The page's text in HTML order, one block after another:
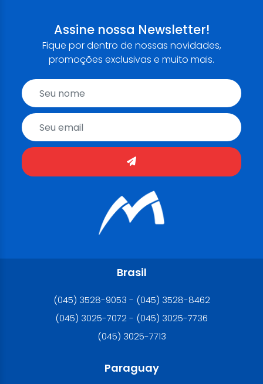
Assine nossa Newsletter!
Fique por dentro de nossas novidades,
promoções exclusivas e muito mais.
Brasil
(045) 3528-9053 - (045) 3528-8462
(045) 3025-7072 - (045) 3025-7736
(045) 3025-7713
Paraguay